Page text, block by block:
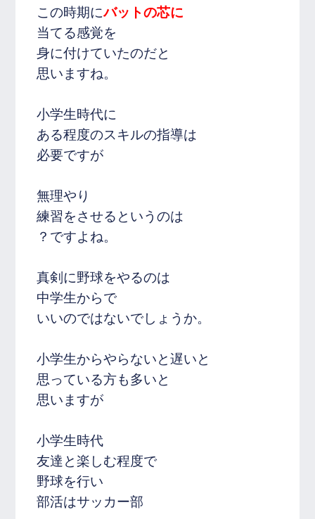
この時期にバットの芯に
当てる感覚を
身に付けていたのだと
思いますね。
小学生時代に
ある程度のスキルの指導は
必要ですが
無理やり
練習をさせるというのは
？ですよね。
真剣に野球をやるのは
中学生からで
いいのではないでしょうか。
小学生からやらないと遅いと
思っている方も多いと
思いますが
小学生時代
友達と楽しむ程度で
野球を行い
部活はサッカー部